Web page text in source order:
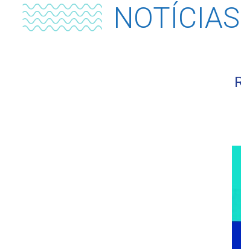
NOTÍCIAS